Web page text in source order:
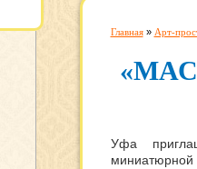
Главная» Арт-
Уфа
миниатюрной